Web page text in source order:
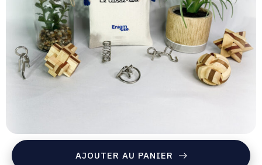
AJOUTER AU PANIER